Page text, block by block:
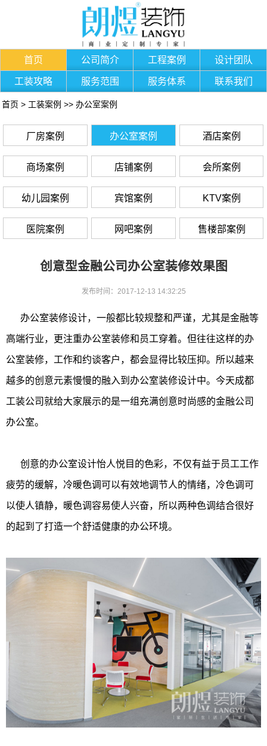
首页 公司简介 工程案例 设计团队
工装攻略 服务范围 服务体系 联系我们
首页 > 工装案例 >> 办公室案例
厂房案例 办公室案例 酒店案例
商场案例 店铺案例 会所案例
幼儿园案例 宾馆案例 KTV案例
医院案例 网吧案例 售楼部案例
创意型金融公司办公室装修效果图
发布时间：2017-12-13 14:32:25
办公室装修设计，一般都比较规整和严谨，尤其是金融等
高端行业，更注重办公室装修和员工穿着。但往往这样的办
公室装修，工作和约谈客户，都会显得比较压抑。所以越来
越多的创意元素慢慢的融入到办公室装修设计中。今天成都
工装公司就给大家展示的是一组充满创意时尚感的金融公司
办公室。
创意的办公室设计怡人悦目的色彩，不仅有益于员工工作
疲劳的缓解，冷暖色调可以有效地调节人的情绪，冷色调可
以使人镇静，暖色调容易使人兴奋，所以两种色调结合很好
的起到了打造一个舒适健康的办公环境。